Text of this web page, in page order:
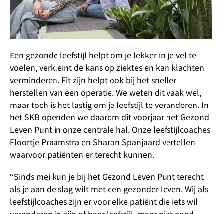
Een gezonde leefstijl helpt om je lekker in je vel te
voelen, verkleint de kans op ziektes en kan klachten
verminderen. Fit zijn helpt ook bij het sneller
herstellen van een operatie. We weten dit vaak wel,
maar toch is het lastig om je leefstijl te veranderen. In
het SKB openden we daarom dit voorjaar het Gezond
Leven Punt in onze centrale hal. Onze leefstijlcoaches
Floortje Praamstra en Sharon Spanjaard vertellen
waarvoor patiënten er terecht kunnen.
“Sinds mei kun je bij het Gezond Leven Punt terecht
als je aan de slag wilt met een gezonder leven. Wij als
leefstijlcoaches zijn er voor elke patiënt die iets wil